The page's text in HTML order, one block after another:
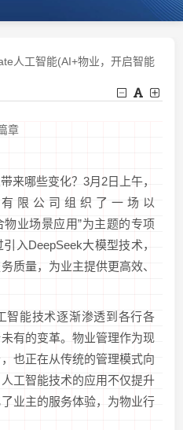
人工智能(AI+物业，开启智能
章
来哪些变化？3月2日上午，
限公司组织了一场以
物业场景应用”为主题的专项
入DeepSeek大模型技术，
质量，为业主提供更高效、
智能技术逐渐渗透到各行各
有的变革。物业管理作为现
也正在从传统的管理模式向
工智能技术的应用不仅提升
业主的服务体验，为物业行